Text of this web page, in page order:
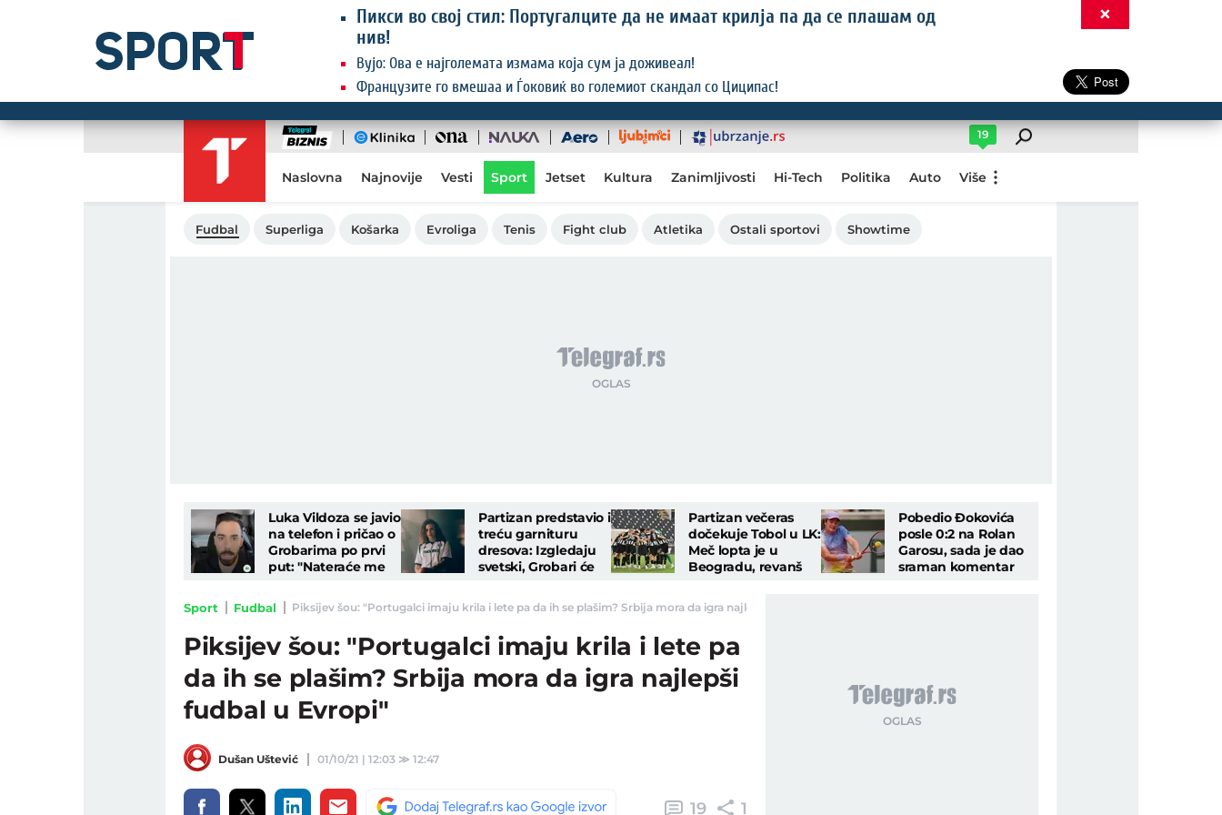
Пикси во свој стил: Португалците да не имаат крилја па да се плашам од
нив!
Вујо: Ова е најголемата измама која сум ја доживеал!
Французите го вмешаа и Ѓоковиќ во големиот скандал со Циципас!
×